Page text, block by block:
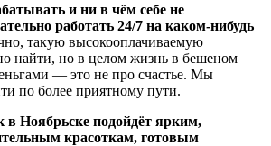
и ни в чём себе не
работать 24/7 на каком-нибудь
такую высокооплачиваемую
найти, но в целом жизнь в бешеном
— это не про счастье. Мы
по более приятному пути.
в Ноябрьске подойдёт ярким,
красоткам, готовым